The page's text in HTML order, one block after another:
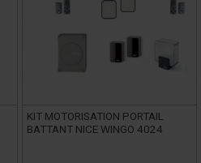
KIT MOTORISATION PORTAIL
BATTANT NICE WINGO 4024